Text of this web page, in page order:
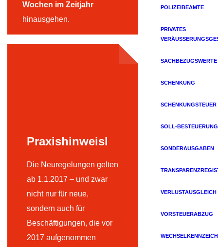
Wochen im Zeitjahr
hinausgehen.
Praxishinweisl
Die Neuregelungen gelten
ab 1.1.2017 – und zwar
nicht nur für neue,
sondern auch für
Beschäftigungen, die vor
2017 aufgenommen
POLIZEIBEAMTE
PRIVATES
SACHBEZUGSWERTE
SCHENKUNG
SCHENKUNGSTEUER
SOLL-BESTEUERUNG
SONDERAUSGABEN
VERLUSTAUSGLEICH
VORSTEUERABZUG